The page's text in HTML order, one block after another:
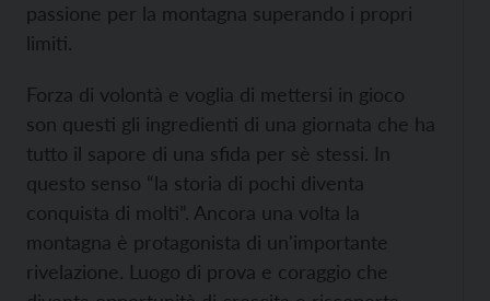
passione per la montagna superando i propri
limiti.
Forza di volontà e voglia di mettersi in gioco
son questi gli ingredienti di una giornata che ha
tutto il sapore di una sfida per sè stessi. In
questo senso “la storia di pochi diventa
conquista di molti”. Ancora una volta la
montagna è protagonista di un'importante
rivelazione. Luogo di prova e coraggio che